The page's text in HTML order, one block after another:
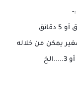
:-
يمكن من خلاله